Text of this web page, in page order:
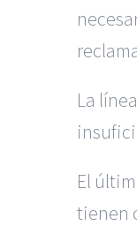
La
El
tienen